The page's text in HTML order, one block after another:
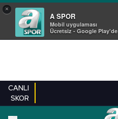
×
A SPOR
Mobil uygulaması
Ücretsiz - Google Play'de
CANLI
SKOR